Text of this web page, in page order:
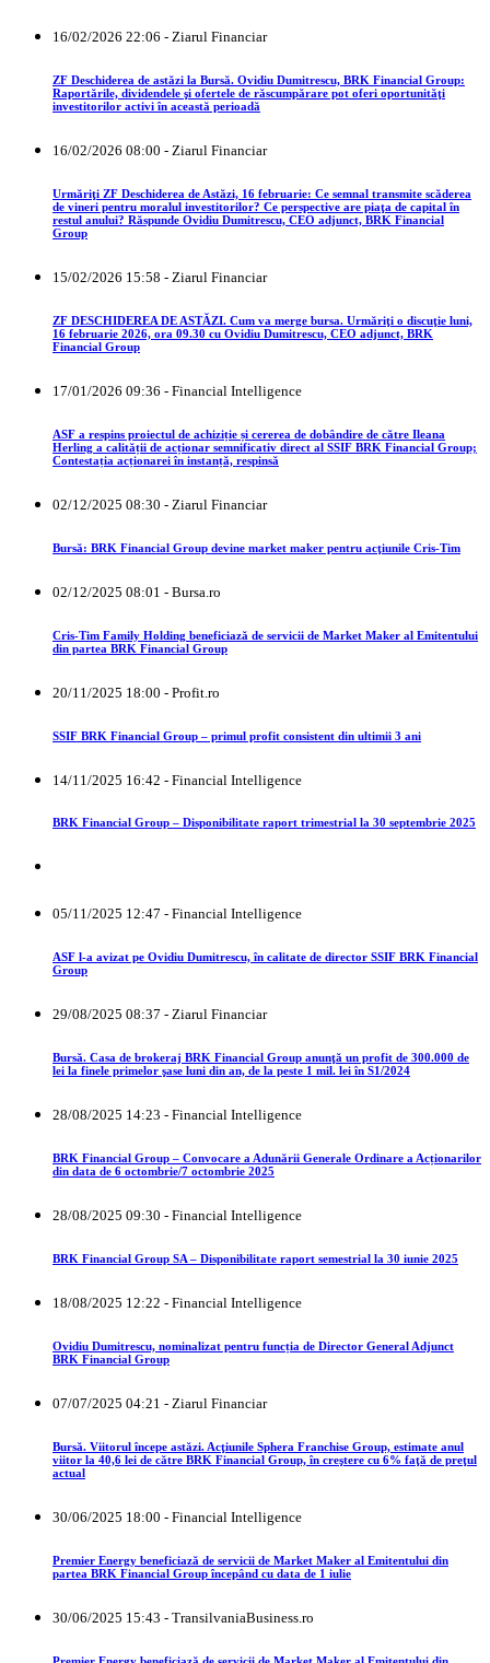
16/02/2026 22:06 - Ziarul Financiar
ZF Deschiderea de astăzi la Bursă. Ovidiu Dumitrescu, BRK Financial Group:
Raportările, dividendele şi ofertele de răscumpărare pot oferi oportunităţi
investitorilor activi în această perioadă
16/02/2026 08:00 - Ziarul Financiar
Urmăriţi ZF Deschiderea de Astăzi, 16 februarie: Ce semnal transmite scăderea
de vineri pentru moralul investitorilor? Ce perspective are piaţa de capital în
restul anului? Răspunde Ovidiu Dumitrescu, CEO adjunct, BRK Financial
Group
15/02/2026 15:58 - Ziarul Financiar
ZF DESCHIDEREA DE ASTĂZI. Cum va merge bursa. Urmăriţi o discuţie luni,
16 februarie 2026, ora 09.30 cu Ovidiu Dumitrescu, CEO adjunct, BRK
Financial Group
17/01/2026 09:36 - Financial Intelligence
ASF a respins proiectul de achiziție și cererea de dobândire de către Ileana
Herling a calității de acționar semnificativ direct al SSIF BRK Financial Group;
Contestația acționarei în instanță, respinsă
02/12/2025 08:30 - Ziarul Financiar
Bursă: BRK Financial Group devine market maker pentru acţiunile Cris-Tim
02/12/2025 08:01 - Bursa.ro
Cris-Tim Family Holding beneficiază de servicii de Market Maker al Emitentului
din partea BRK Financial Group
20/11/2025 18:00 - Profit.ro
SSIF BRK Financial Group – primul profit consistent din ultimii 3 ani
14/11/2025 16:42 - Financial Intelligence
BRK Financial Group – Disponibilitate raport trimestrial la 30 septembrie 2025
05/11/2025 12:47 - Financial Intelligence
ASF l-a avizat pe Ovidiu Dumitrescu, în calitate de director SSIF BRK Financial
Group
29/08/2025 08:37 - Ziarul Financiar
Bursă. Casa de brokeraj BRK Financial Group anunţă un profit de 300.000 de
lei la finele primelor şase luni din an, de la peste 1 mil. lei în S1/2024
28/08/2025 14:23 - Financial Intelligence
BRK Financial Group – Convocare a Adunării Generale Ordinare a Acționarilor
din data de 6 octombrie/7 octombrie 2025
28/08/2025 09:30 - Financial Intelligence
BRK Financial Group SA – Disponibilitate raport semestrial la 30 iunie 2025
18/08/2025 12:22 - Financial Intelligence
Ovidiu Dumitrescu, nominalizat pentru funcția de Director General Adjunct
BRK Financial Group
07/07/2025 04:21 - Ziarul Financiar
Bursă. Viitorul începe astăzi. Acţiunile Sphera Franchise Group, estimate anul
viitor la 40,6 lei de către BRK Financial Group, în creştere cu 6% faţă de preţul
actual
30/06/2025 18:00 - Financial Intelligence
Premier Energy beneficiază de servicii de Market Maker al Emitentului din
partea BRK Financial Group începând cu data de 1 iulie
30/06/2025 15:43 - TransilvaniaBusiness.ro